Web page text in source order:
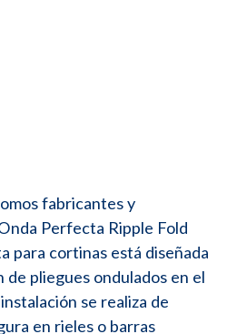
fabricantes y
Perfecta Ripple Fold
para cortinas está diseñada
pliegues ondulados en el
se realiza de
en rieles o barras